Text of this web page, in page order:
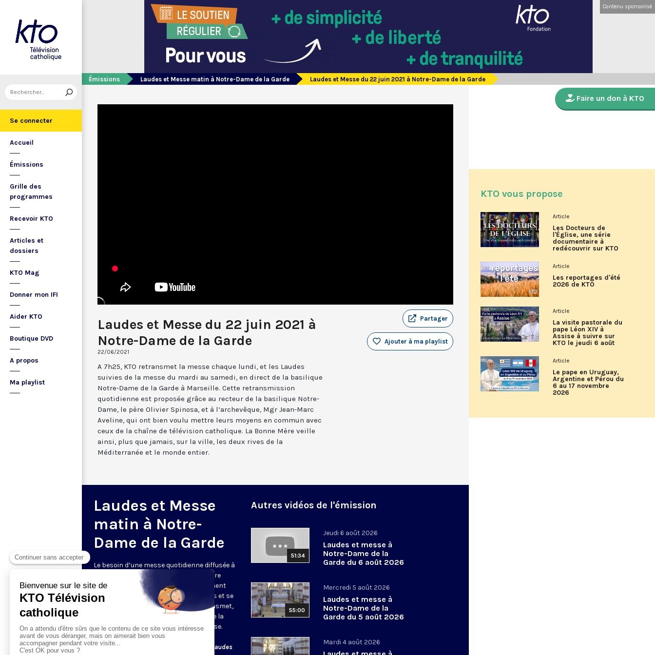
Se connecter
Accueil
Émissions
Grille des
programmes
Recevoir KTO
Articles et
dossiers
KTO Mag
Donner mon IFI
Aider KTO
Boutique DVD
A propos
Ma playlist
Contenu sponsorisé
Émissions Laudes et Messe matin à Notre-Dame de la Garde Laudes et Messe du 22 juin 2021 à Notre-Dame de la Garde
Laudes et Messe du 22 juin 2021 à
Notre-Dame de la Garde
22/06/2021
Partager
Ajouter à ma playlist
A 7h25, KTO retransmet la messe chaque lundi, et les Laudes
suivies de la messe du mardi au samedi, en direct de la basilique
Notre-Dame de la Garde à Marseille. Cette retransmission
quotidienne est proposée grâce au recteur de la basilique Notre-
Dame, le père Olivier Spinosa, et à l’archevêque, Mgr Jean-Marc
Aveline, qui ont bien voulu mettre leurs moyens en commun avec
ceux de la chaîne de télévision catholique. La Bonne Mère veille
ainsi, plus que jamais, sur la ville, les deux rives de la
Méditerranée et le monde entier.
Laudes et Messe
matin à Notre-
Dame de la Garde
Le besoin d’une messe quotidienne diffusée à
la télévision a été exprimé d’une manière
encore plus forte pendant le confinement
dans de nombreux pays francophones et se
maintient depuis la reprise. KTO retransmet,
en direct de la basilique Notre-Dame de la
Garde, à Marseille, les laudes et la messe.
Le lundi à 7h25, la messe
Du mardi au samedi à 7h25, messe avec laudes
Autres vidéos de l'émission
51:34
Jeudi 6 août 2026
Laudes et messe à
Notre-Dame de la
Garde du 6 août 2026
55:00
Mercredi 5 août 2026
Laudes et messe à
Notre-Dame de la
Garde du 5 août 2026
Mardi 4 août 2026
Faire un don à KTO
KTO vous propose
Article
Les Docteurs de
l'Église, une série
documentaire à
redécouvrir sur KTO
Article
Les reportages d'été
2026 de KTO
Article
La visite pastorale du
pape Léon XIV à
Assise à suivre sur
KTO le jeudi 6 août
Article
Le pape en Uruguay,
Argentine et Pérou du
6 au 17 novembre
2026